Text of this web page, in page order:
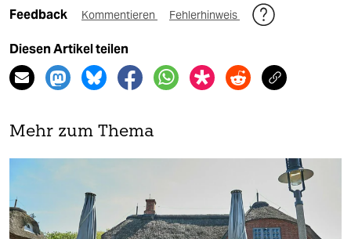
Feedback Kommentieren Fehlerhinweis
Diesen Artikel teilen
Mehr zum Thema